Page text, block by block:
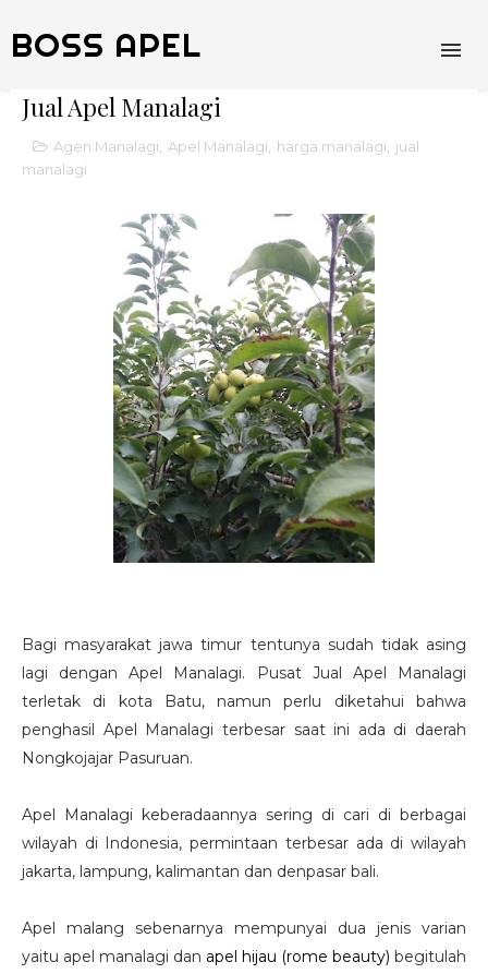
BOSS APEL
Jual Apel Manalagi
Agen Manalagi Apel Manalagi harga manalagi
jual
manalagi
Bagi masyarakat jawa timur tentunya sudah tidak asing
lagi dengan Apel Manalagi. Pusat Jual Apel Manalagi
terletak di kota Batu, namun perlu diketahui bahwa
penghasil Apel Manalagi terbesar saat ini ada di daerah
Nongkojajar Pasuruan.
Apel Manalagi keberadaannya sering di cari di berbagai
wilayah di Indonesia, permintaan terbesar ada di wilayah
jakarta, lampung, kalimantan dan denpasar bali.
Apel malang sebenarnya mempunyai dua jenis varian
yaitu apel manalagi dan apel hijau (rome beauty) begitulah